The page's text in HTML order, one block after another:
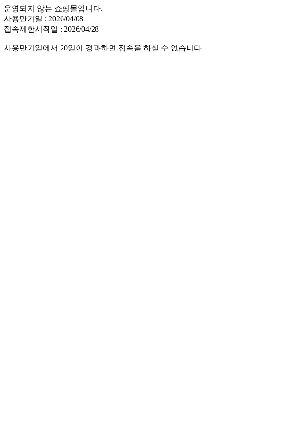
운영되지 않는 쇼핑몰입니다.
사용만기일 : 2026/04/08
접속제한시작일 : 2026/04/28
사용만기일에서 20일이 경과하면 접속을 하실 수 없습니다.